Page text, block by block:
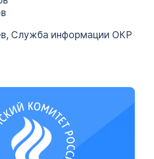
Служба информации ОКР